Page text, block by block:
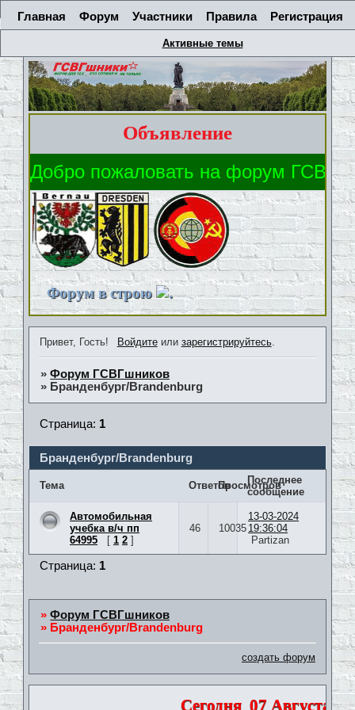
Главная Форум Участники Правила Регистрация
Активные темы
Объявление
Форум в строю .
Привет, Гость! Войдитеили зарегистрируйтесь.
»Форум ГСВГшников
» Бранденбург/Brandenburg
Бранденбург/Brandenburg
Страница: 1
Тема ОтветовПросмотров
Последнее
сообщение
Автомобильная
учебка в/ч пп
64995
[ 1 2 ]
46 10035
13-03-2024
19:36:04
Partizan
Страница: 1
»Форум ГСВГшников
» Бранденбург/Brandenburg
создать форум
Сегодня 07 Августа